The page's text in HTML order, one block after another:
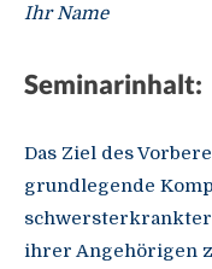
Ihr Name
Seminarinhalt:
Das Ziel des
grundlegende
ihrer Angehörigen